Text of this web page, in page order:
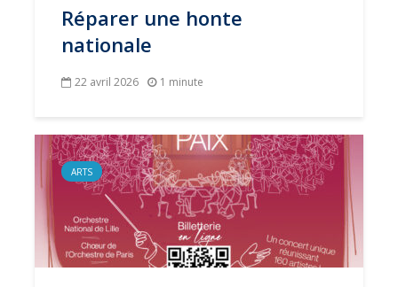
Réparer une honte
nationale
22 avril 2026 1 minute
ARTS